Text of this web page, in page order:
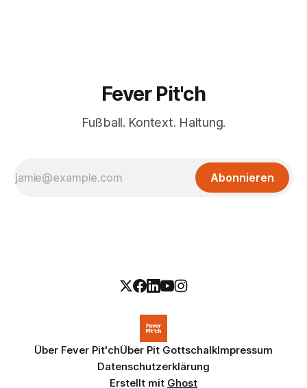
Fever Pit'ch
Fußball. Kontext. Haltung.
Abonnieren
Über Fever Pit'chÜber Pit GottschalkImpressum
Datenschutzerklärung
Erstellt mit Ghost